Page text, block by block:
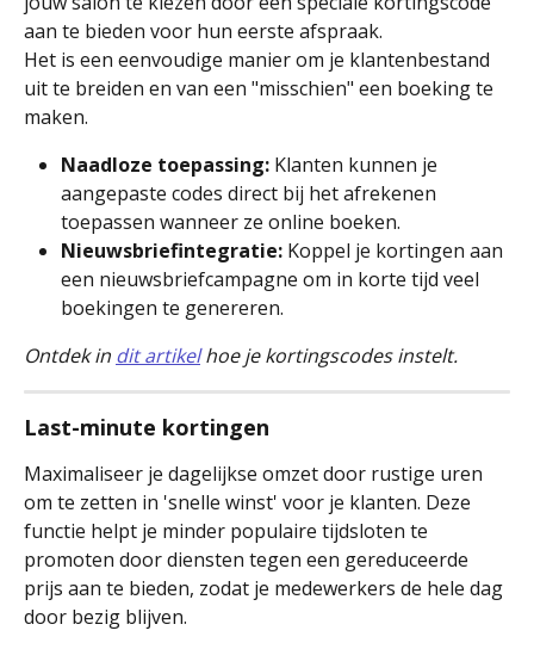
aan te bieden voor hun eerste afspraak.
Het is een eenvoudige manier om je klantenbestand
uit te breiden en van een "misschien" een boeking te
maken.
Naadloze toepassing: Klanten kunnen je
aangepaste codes direct bij het afrekenen
toepassen wanneer ze online boeken.
Nieuwsbriefintegratie: Koppel je kortingen aan
een nieuwsbriefcampagne om in korte tijd veel
boekingen te genereren.
Ontdek in dit artikel hoe je kortingscodes instelt.
Last-minute kortingen
Maximaliseer je dagelijkse omzet door rustige uren
om te zetten in 'snelle winst' voor je klanten. Deze
functie helpt je minder populaire tijdsloten te
promoten door diensten tegen een gereduceerde
prijs aan te bieden, zodat je medewerkers de hele dag
door bezig blijven.